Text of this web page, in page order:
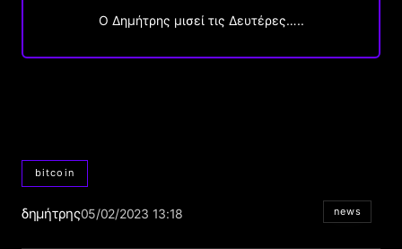
O Δημήτρης μισεί τις Δευτέρες…..
bitcoin
δημήτρης05/02/2023 13:18 news